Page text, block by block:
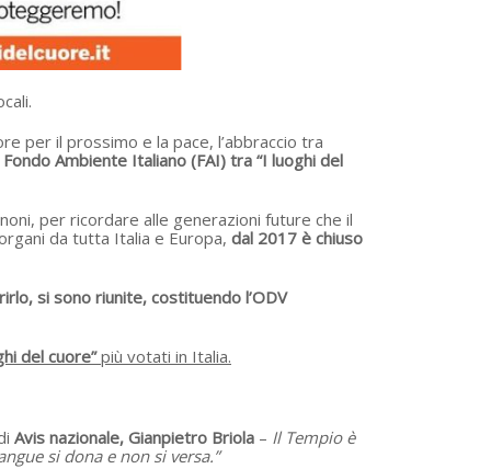
per il prossimo e la pace, l’abbraccio tra
Ambiente Italiano (FAI) tra “I luoghi del
per ricordare alle generazioni future che il
da tutta Italia e Europa, dal 2017 è chiuso
si sono riunite, costituendo l’ODV
del cuore” più votati in Italia.
Avis nazionale, Gianpietro Briola – Il Tempio è
si dona e non si versa.”